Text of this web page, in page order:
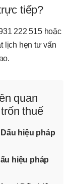
tiếp?
222 515 hoặc
lịch hẹn tư vấn
quan
thuế
Dấu hiệu pháp
hiệu pháp